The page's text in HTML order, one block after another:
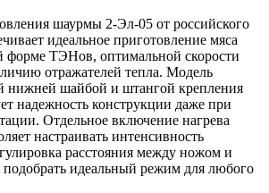
шаурмы 2-Эл-05 от российского
идеальное приготовление мяса
форме ТЭНов, оптимальной скорости
отражателей тепла. Модель
нижней шайбой и штангой крепления
надежность конструкции даже при
Отдельное включение нагрева
настраивать интенсивность
расстояния между ножом и
подобрать идеальный режим для любого